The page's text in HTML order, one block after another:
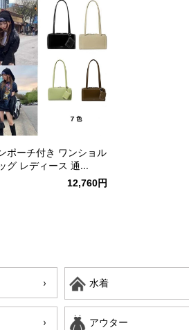
ポーチ付き ワンショル
グ レディース 通...
12,760円
水着
アウター